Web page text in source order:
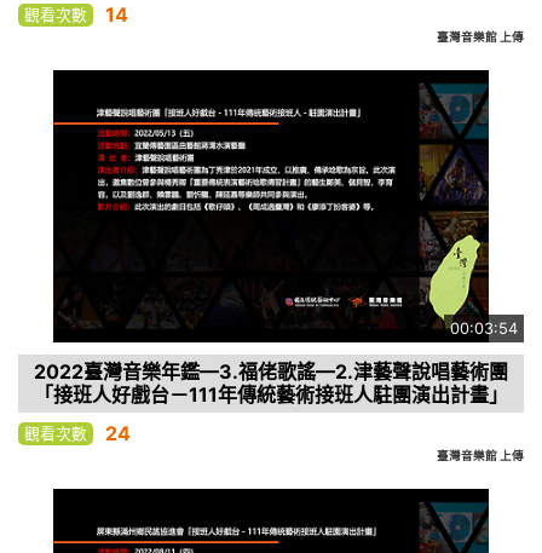
觀看次數 14
臺灣音樂館 上傳
00:03:54
2022臺灣音樂年鑑—3.福佬歌謠—2.津藝聲說唱藝術團
「接班人好戲台－111年傳統藝術接班人駐團演出計畫」
觀看次數 24
臺灣音樂館 上傳